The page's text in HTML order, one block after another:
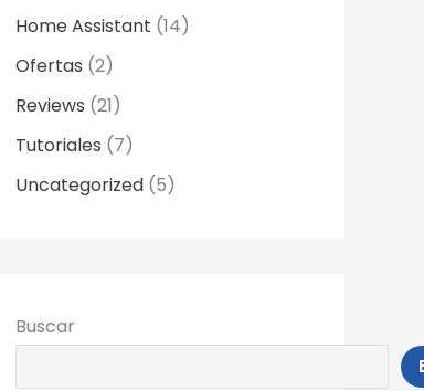
Home Assistant (14)
Ofertas (2)
Reviews (21)
Tutoriales (7)
Uncategorized (5)
Buscar